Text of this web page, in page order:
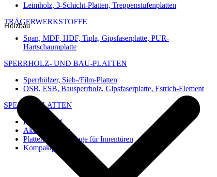
Leimholz, 3-Schicht-Platten, Treppenstufenplatten
TRÄGERWERKSTOFFE
Span, MDF, HDF, Tipla, Gipsfaserplatte, PUR-
Hartschaumplatte
SPERRHOLZ- UND BAU-PLATTEN
Sperrhölzer, Sieb-/Film-Platten
OSB, ESB, Bausperrholz, Gipsfaserplatte, Estrich-Element
SPEZIAL-PLATTEN
Imi-Verbund
Akustik-Platten
Platten und Rohlinge für Innentüren
Kompaktplatten
Holzbau